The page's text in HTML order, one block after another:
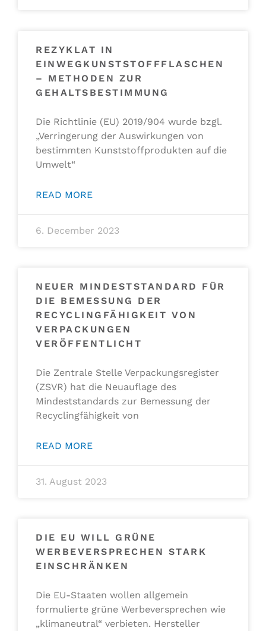
REZYKLAT IN
EINWEGKUNSTSTOFFFLASCHEN
– METHODEN ZUR
GEHALTSBESTIMMUNG
Die Richtlinie (EU) 2019/904 wurde bzgl.
„Verringerung der Auswirkungen von
bestimmten Kunststoffprodukten auf die
Umwelt“
READ MORE
6. December 2023
NEUER MINDESTSTANDARD FÜR
DIE BEMESSUNG DER
RECYCLINGFÄHIGKEIT VON
VERPACKUNGEN
VERÖFFENTLICHT
Die Zentrale Stelle Verpackungsregister
(ZSVR) hat die Neuauflage des
Mindeststandards zur Bemessung der
Recyclingfähigkeit von
READ MORE
31. August 2023
DIE EU WILL GRÜNE
WERBEVERSPRECHEN STARK
EINSCHRÄNKEN
Die EU-Staaten wollen allgemein
formulierte grüne Werbeversprechen wie
„klimaneutral“ verbieten. Hersteller